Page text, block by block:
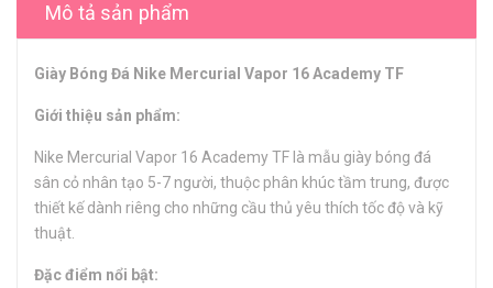
Mô tả sản phẩm
Giày Bóng Đá Nike Mercurial Vapor 16 Academy TF
Giới thiệu sản phẩm:
Nike Mercurial Vapor 16 Academy TF là mẫu giày bóng đá
sân cỏ nhân tạo 5-7 người, thuộc phân khúc tầm trung, được
thiết kế dành riêng cho những cầu thủ yêu thích tốc độ và kỹ
thuật.
Đặc điểm nổi bật: